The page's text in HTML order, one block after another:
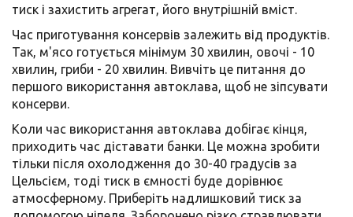
тиск і захистить агрегат, його внутрішній вміст.
Час приготування консервів залежить від продуктів.
Так, м'ясо готується мінімум 30 хвилин, овочі - 10
хвилин, гриби - 20 хвилин. Вивчіть це питання до
першого використання автоклава, щоб не зіпсувати
консерви.
Коли час використання автоклава добігає кінця,
приходить час діставати банки. Це можна зробити
тільки після охолодження до 30-40 градусів за
Цельсієм, тоді тиск в ємності буде дорівнює
атмосферному. Приберіть надлишковий тиск за